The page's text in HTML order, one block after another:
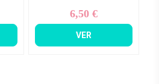
Precio
6,50 €
VER